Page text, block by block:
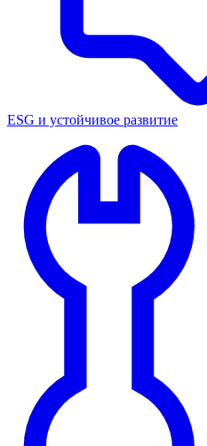
ESG и устойчивое развитие